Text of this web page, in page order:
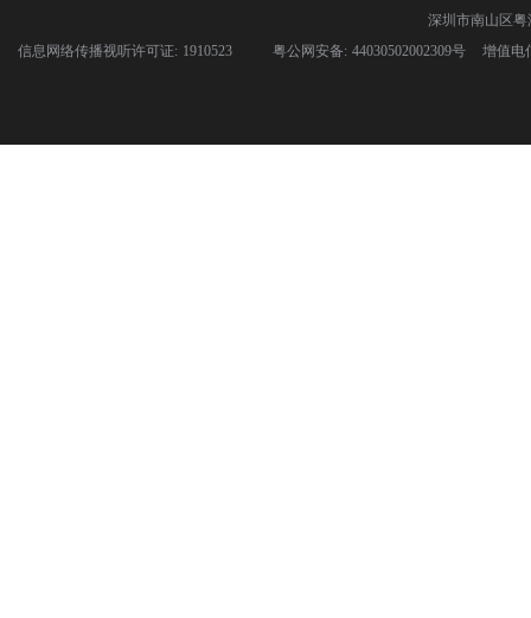
深圳市南山区
信息网络传播视听许可证: 1910523
粤公网安备: 44030502002309号 增值电